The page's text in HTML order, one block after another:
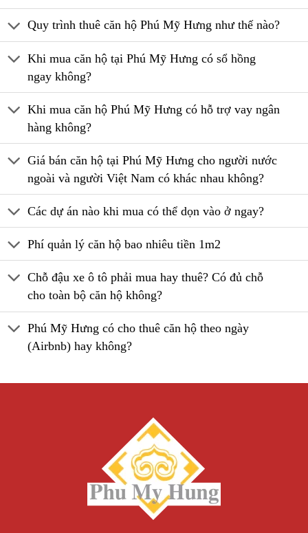
Quy trình thuê căn hộ Phú Mỹ Hưng như thế nào?
Khi mua căn hộ tại Phú Mỹ Hưng có sổ hồng
ngay không?
Khi mua căn hộ Phú Mỹ Hưng có hỗ trợ vay ngân
hàng không?
Giá bán căn hộ tại Phú Mỹ Hưng cho người nước
ngoài và người Việt Nam có khác nhau không?
Các dự án nào khi mua có thể dọn vào ở ngay?
Phí quản lý căn hộ bao nhiêu tiền 1m2
Chỗ đậu xe ô tô phải mua hay thuê? Có đủ chỗ
cho toàn bộ căn hộ không?
Phú Mỹ Hưng có cho thuê căn hộ theo ngày
(Airbnb) hay không?